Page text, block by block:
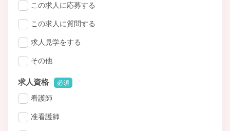
この求人に応募する
この求人に質問する
求人見学をする
その他
求人資格 必須
看護師
准看護師